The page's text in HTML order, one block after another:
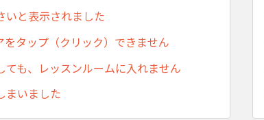
いと表示されました
をタップ（クリック）できません
ても、レッスンルームに入れません
まいました